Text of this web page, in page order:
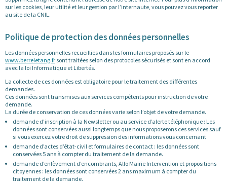
sur les cookies, leur utilité et leur gestion par l’internaute, vous pouvez vous reporter
au site de la CNIL.
Politique de protection des données personnelles
Les données personnelles recueillies dans les formulaires proposés sur le
www.berreletang.fr sont traitées selon des protocoles sécurisés et sont en accord
avec la loi Informatique et Libertés.
La collecte de ces données est obligatoire pour le traitement des différentes
demandes.
Ces données sont transmises aux services compétents pour instruction de votre
demande.
La durée de conservation de ces données varie selon l’objet de votre demande.
demande d’inscription à la Newsletter ou au service d’alerte téléphonique : Les
données sont conservées aussi longtemps que nous proposerons ces services sauf
si vous exercez votre droit de suppression des informations vous concernant
demande d’actes d’état-civil et formulaires de contact : les données sont
conservées 5 ans à compter du traitement de la demande.
demande d’enlèvement d’encombrants, Allo Mairie Intervention et propositions
citoyennes : les données sont conservées 2 ans maximum à compter du
traitement de la demande.